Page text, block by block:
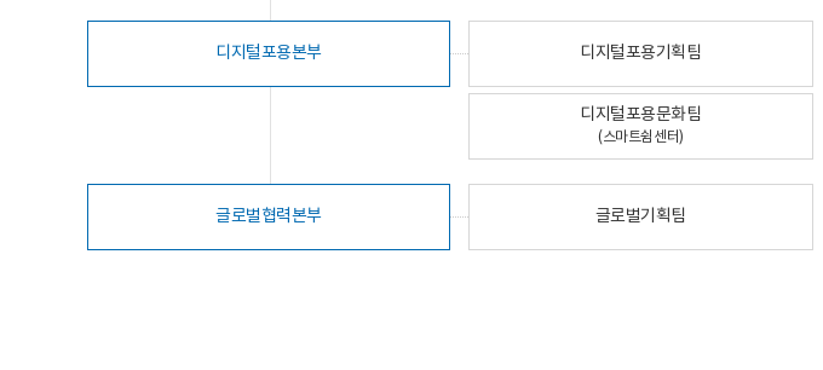
디지털포용본부 디지털포용기획팀
디지털포용문화팀
(스마트쉼센터)
글로벌협력본부 글로벌기획팀